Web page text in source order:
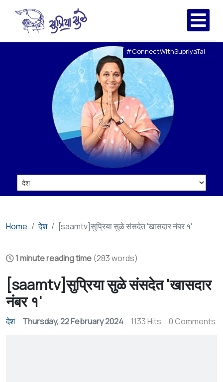
#ConnectWithSupriyaTai
Home देश [saamtv]सुप्रिया सुळे संसदेत 'खासदार नंबर १'
1 minute reading time (283 words)
[saamtv]सुप्रिया सुळे संसदेत 'खासदार
नंबर १'
देश Thursday, 22 February 2024 1133 Hits 0 Comments